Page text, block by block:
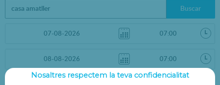
Buscar
Nosaltres respectem la teva confidencialitat